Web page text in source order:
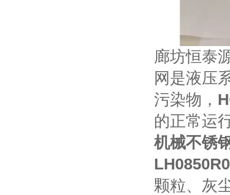
廊坊恒泰
网是液压
污染物，
的正常运
机械不锈
颗粒、灰